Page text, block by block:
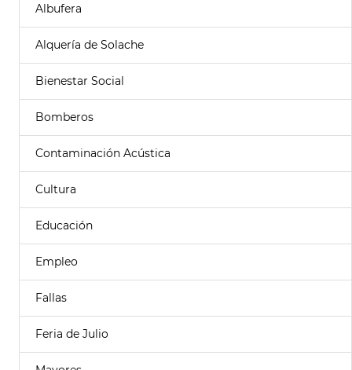
Albufera
Alquería de Solache
Bienestar Social
Bomberos
Contaminación Acústica
Cultura
Educación
Empleo
Fallas
Feria de Julio